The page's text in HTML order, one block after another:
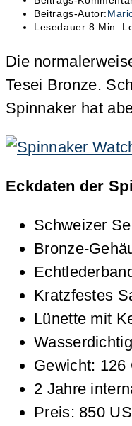
Beitrags-Autor:
Lesedauer:8 Min.
Die
Tesei Bronze.
Spinnaker hat
Eckdaten der
Schweizer
Bronze-
Kratzfestes
Lünette mit
Gewicht: 126
2 Jahre
Preis: 850